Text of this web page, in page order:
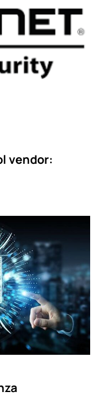
vendor: